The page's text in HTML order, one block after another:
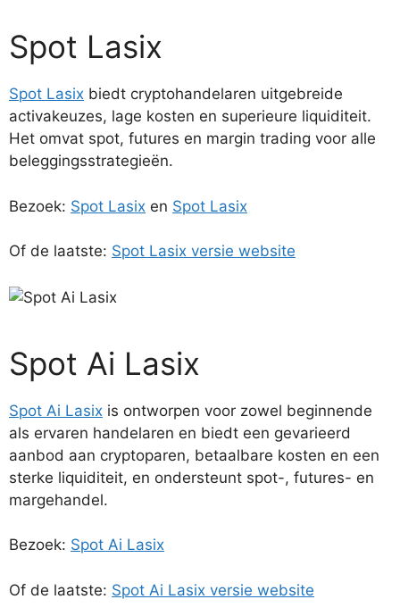
Spot Lasix
Spot Lasix biedt cryptohandelaren uitgebreide
activakeuzes, lage kosten en superieure liquiditeit.
Het omvat spot, futures en margin trading voor alle
beleggingsstrategieën.
Bezoek: Spot Lasix en Spot Lasix
Of de laatste: Spot Lasix versie website
Spot Ai Lasix
Spot Ai Lasix is ontworpen voor zowel beginnende
als ervaren handelaren en biedt een gevarieerd
aanbod aan cryptoparen, betaalbare kosten en een
sterke liquiditeit, en ondersteunt spot-, futures- en
margehandel.
Bezoek: Spot Ai Lasix
Of de laatste: Spot Ai Lasix versie website